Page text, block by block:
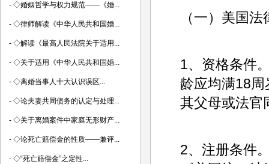
（一）美国
1、资格条件
龄应均满18
其父母或法官
2、注册条件
- ◇婚姻哲学与权力规范——《婚...
- ◇律师解读《中华人民共和国婚...
- ◇解读《最高人民法院关于适用...
- ◇关于适用《中华人民共和国婚...
- ◇离婚当事人十大认识误区...
- ◇论夫妻共同债务的认定与处理...
- ◇关于离婚案件中家庭无形财产...
- ◇论死亡赔偿金的性质——兼评...
- ◇“死亡赔偿金”之定性...